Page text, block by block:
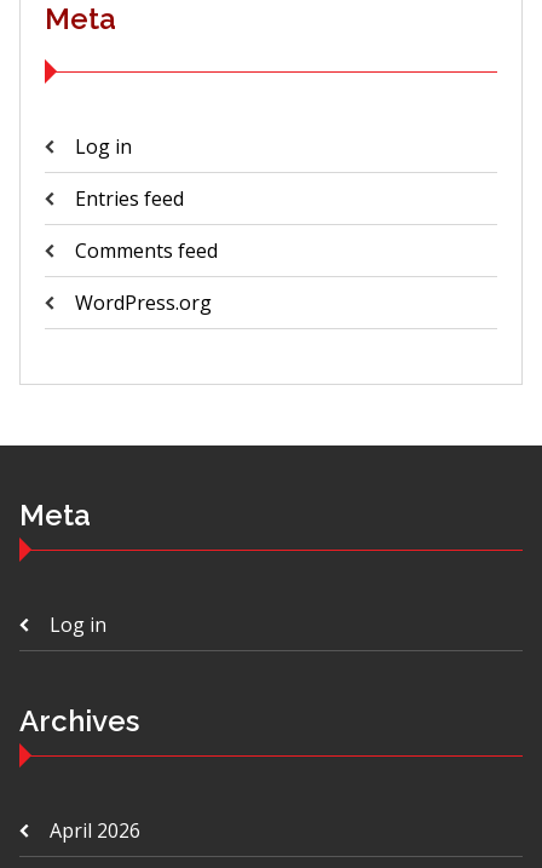
Meta
Log in
Entries feed
Comments feed
WordPress.org
Meta
Log in
Archives
April 2026